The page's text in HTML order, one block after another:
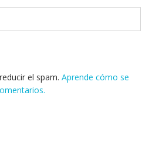
el spam. Aprende cómo se